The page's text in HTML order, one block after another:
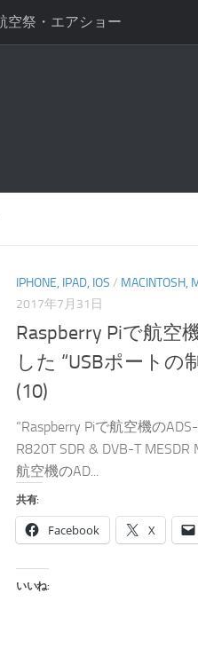
空祭・エアショー
IPHONE, IPAD, IOS / MACINTOSH,
2017年7月31日
Raspberry Piで航空
した “USBポートの
(10)
“Raspberry Piで航空機の
R820T SDR & DVB-T MESDR
航空機のAD...
共有:
Facebook X
いいね: